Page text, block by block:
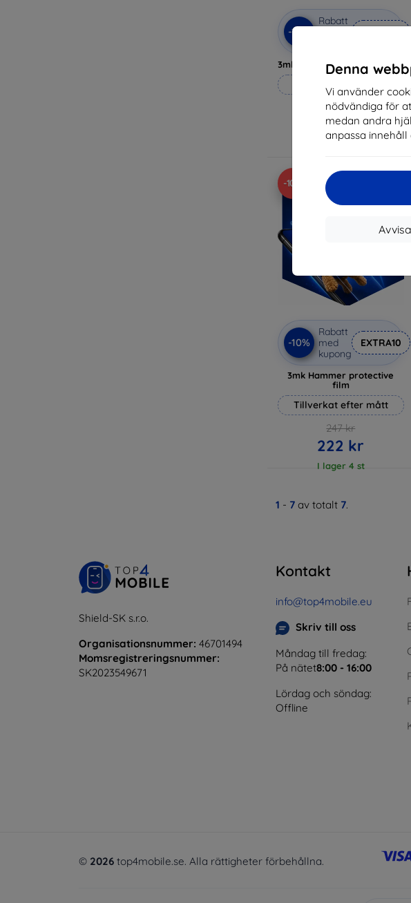
Denna
Vi använder
nödvändiga för
medan andra
anpassa innehåll
Avvisa
-10%
Rabatt
3mk Privacy protective glass
258 kr
232 kr
I lager 3 st
-10%
-10%
Rabatt
med
kupong
EXTRA10
3mk Hammer protective
film
Tillverkat efter mått
247 kr
222 kr
I lager 4 st
1 - 7 av totalt 7.
Shield-SK s.r.o.
Organisationsnummer: 46701494
Momsregistreringsnummer:
SK2023549671
Kontakt
info@top4mobile.eu
Skriv till oss
Måndag till fredag:
På nätet8:00 - 16:00
Lördag och söndag:
Offline
© 2026 top4mobile.se. Alla rättigheter förbehållna.